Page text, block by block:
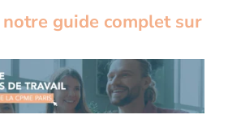
guide complet sur